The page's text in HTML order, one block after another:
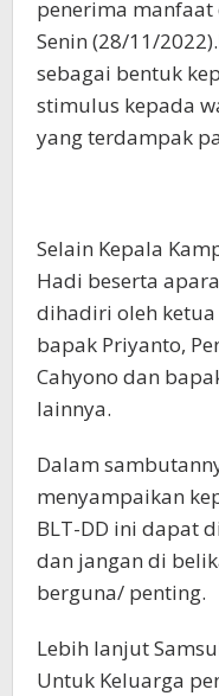
penerima
Senin (28/11/
sebagai bentuk
stimulus kepada
yang terdampak
Selain Kepala
Hadi beserta
dihadiri oleh ketua
bapak Priyanto,
Cahyono dan
lainnya.
Dalam
menyampaikan
BLT-DD ini dapat
dan jangan di
berguna/ penting.
Lebih lanjut
Untuk Keluarga